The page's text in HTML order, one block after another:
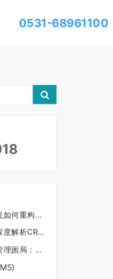
0531-68961100
何重构律
生产力困局
解析CRM
值
理困局：三